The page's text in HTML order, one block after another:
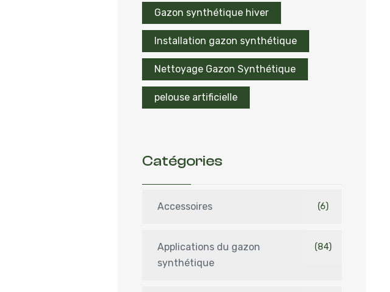
Gazon synthétique hiver
Installation gazon synthétique
Nettoyage Gazon Synthétique
pelouse artificielle
Catégories
Accessoires (6)
Applications du gazon
synthétique
(84)